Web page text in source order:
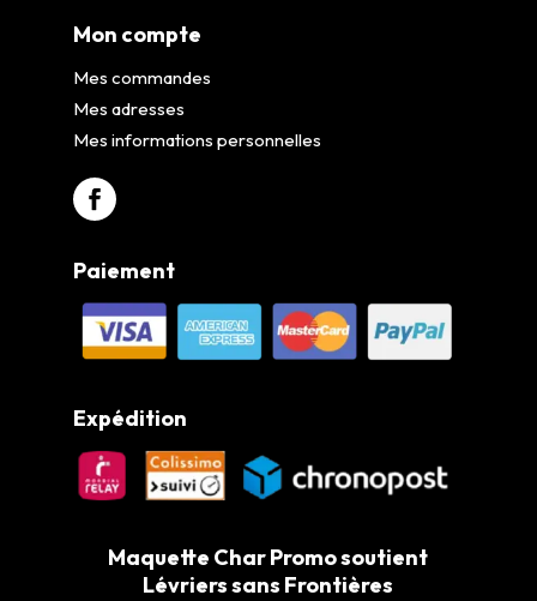
Mon compte
Mes commandes
Mes adresses
Mes informations personnelles
Paiement
Expédition
Maquette Char Promo soutient
Lévriers sans Frontières